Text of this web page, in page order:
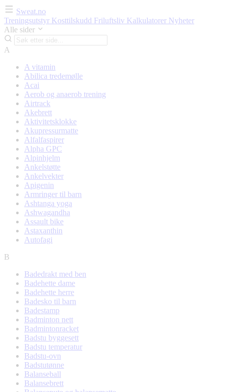
Sweat.no
Treningsutstyr Kosttilskudd Friluftsliv Kalkulatorer Nyheter
Alle sider
A
A vitamin
Abilica tredemølle
Acai
Aerob og anaerob trening
Airtrack
Akebrett
Aktivitetsklokke
Akupressurmatte
Alfalfaspirer
Alpha GPC
Alpinhjelm
Ankelstøtte
Ankelvekter
Apigenin
Armringer til barn
Ashtanga yoga
Ashwagandha
Assault bike
Astaxanthin
Autofagi
B
Badedrakt med ben
Badehette dame
Badehette herre
Badesko til barn
Badestamp
Badminton nett
Badmintonracket
Badstu byggesett
Badstu temperatur
Badstu-ovn
Badstutønne
Balanseball
Balansebrett